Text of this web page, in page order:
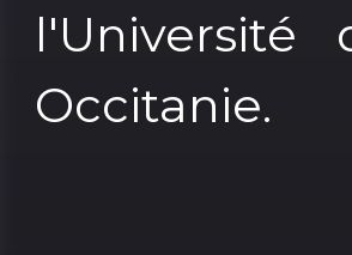
Occitanie.